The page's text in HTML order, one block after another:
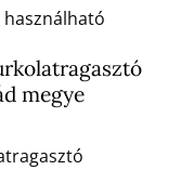
megye